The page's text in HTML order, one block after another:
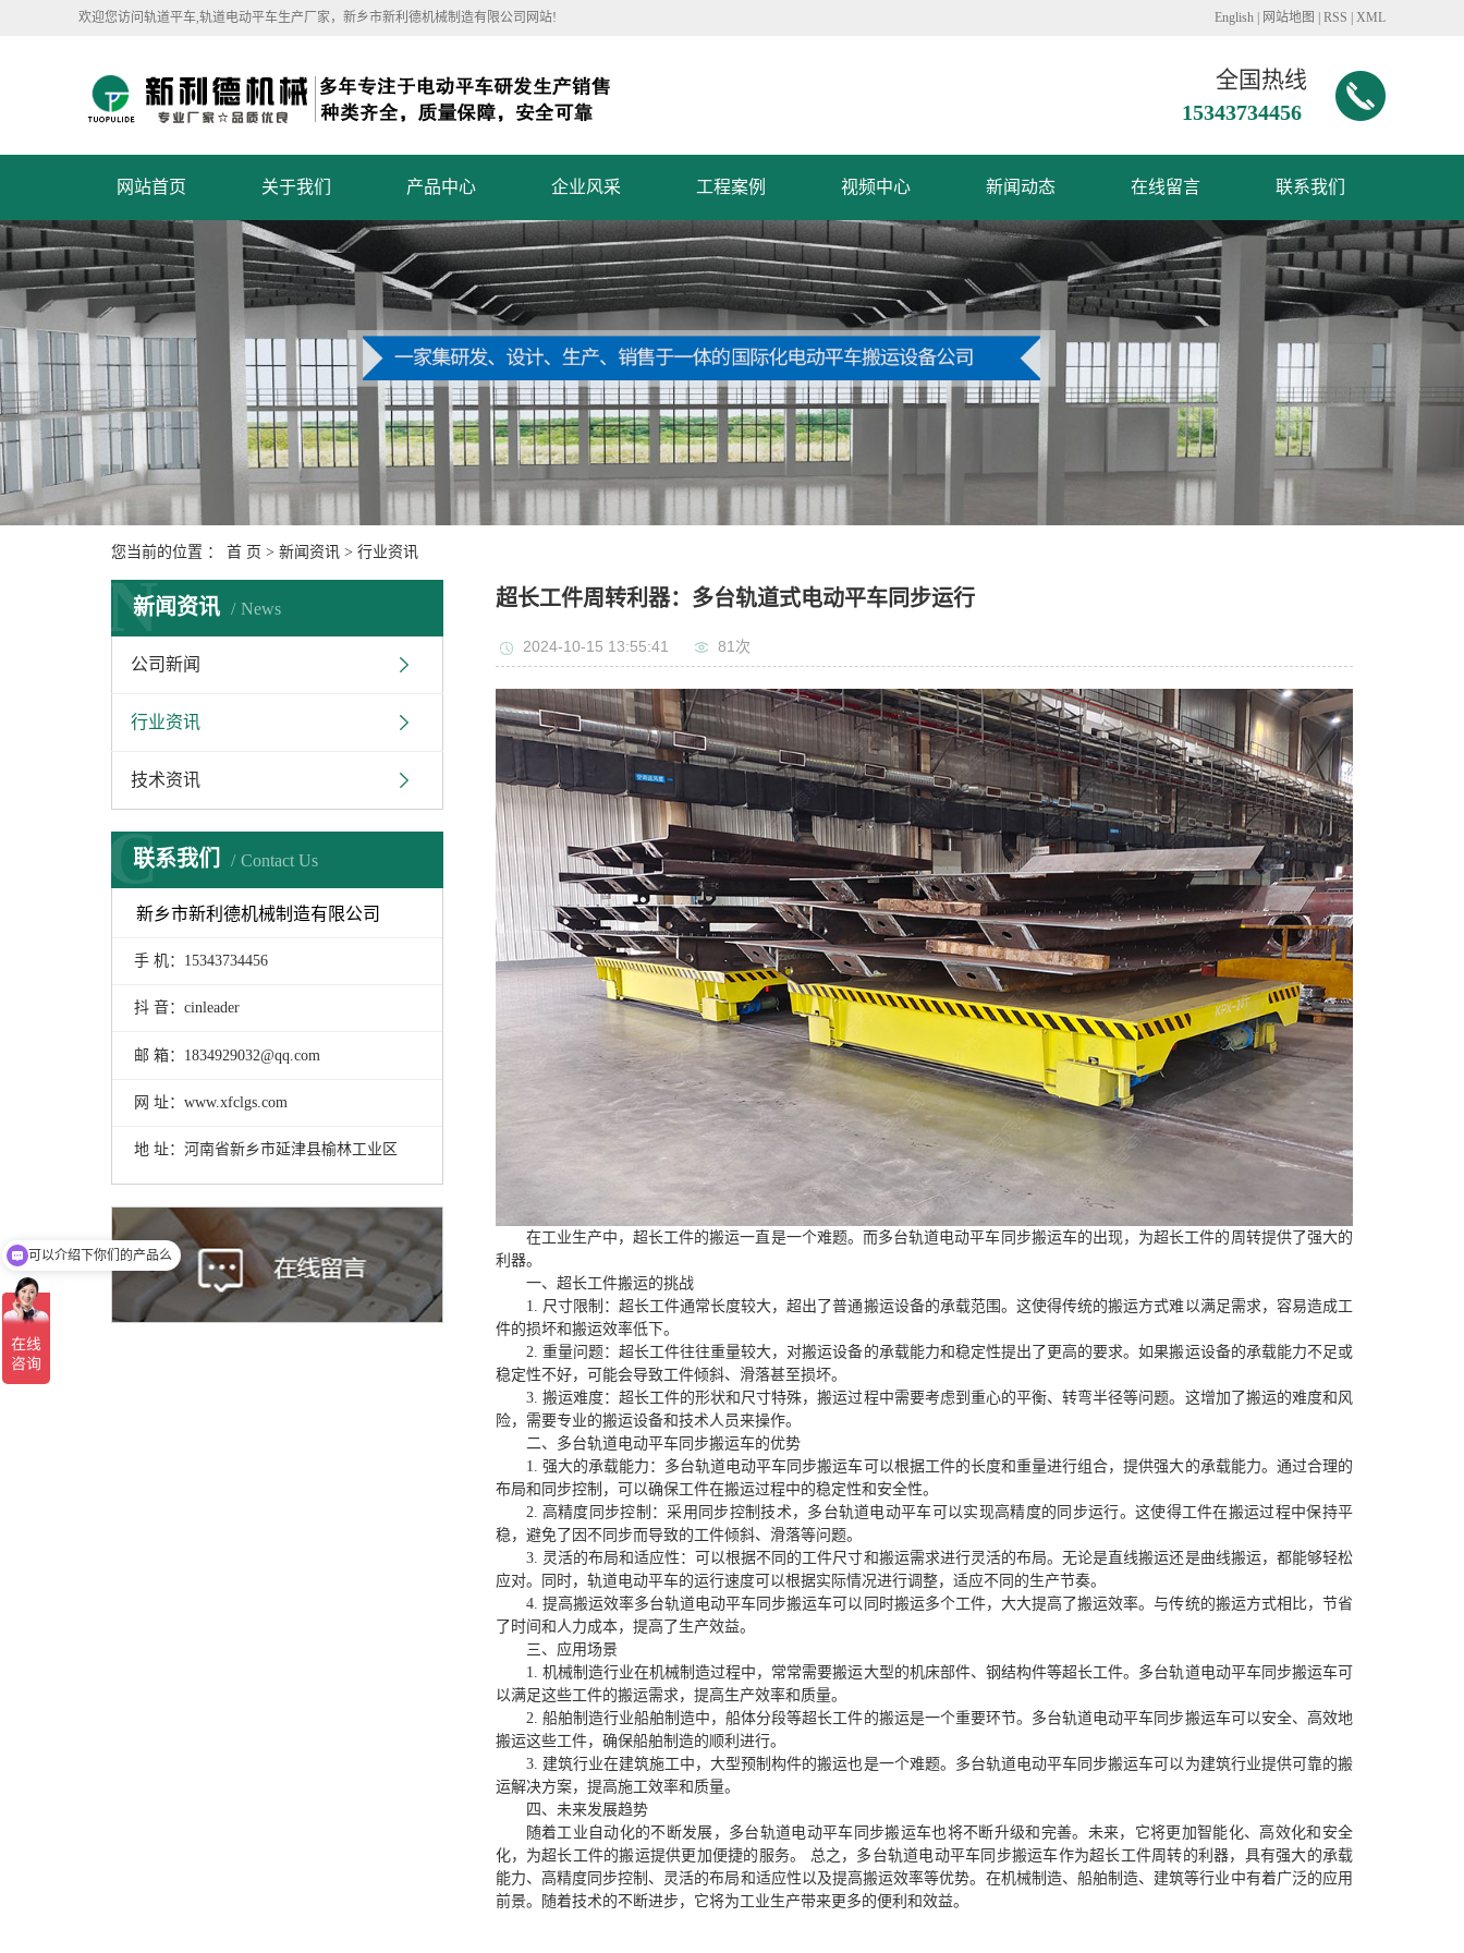
欢迎您访问轨道平车,轨道电动平车生产厂家，新乡市新利德机械制造有限公司网站! English 网站地图 RSS XML
全国热线
15343734456
网站首页 关于我们 产品中心 企业风采 工程案例 视频中心 新闻动态 在线留言 联系我们
您当前的位置 ： 首 页 > 新闻资讯 > 行业资讯
新闻资讯 News
N
公司新闻
行业资讯
技术资讯
联系我们 Contact Us
C
新乡市新利德机械制造有限公司
手 机：15343734456
抖 音：cinleader
邮 箱：1834929032@qq.com
网 址：www.xfclgs.com
地 址：河南省新乡市延津县榆林工业区
超长工件周转利器：多台轨道式电动平车同步运行
2024-10-15 13:55:41 81次
在工业生产中，超长工件的搬运一直是一个难题。而多台轨道电动平车同步搬运车的出现，为超长工件的周转提供了强大的
利器。
一、超长工件搬运的挑战
1. 尺寸限制：超长工件通常长度较大，超出了普通搬运设备的承载范围。这使得传统的搬运方式难以满足需求，容易造成工
件的损坏和搬运效率低下。
2. 重量问题：超长工件往往重量较大，对搬运设备的承载能力和稳定性提出了更高的要求。如果搬运设备的承载能力不足或
稳定性不好，可能会导致工件倾斜、滑落甚至损坏。
3. 搬运难度：超长工件的形状和尺寸特殊，搬运过程中需要考虑到重心的平衡、转弯半径等问题。这增加了搬运的难度和风
险，需要专业的搬运设备和技术人员来操作。
二、多台轨道电动平车同步搬运车的优势
1. 强大的承载能力：多台轨道电动平车同步搬运车可以根据工件的长度和重量进行组合，提供强大的承载能力。通过合理的
布局和同步控制，可以确保工件在搬运过程中的稳定性和安全性。
2. 高精度同步控制：采用同步控制技术，多台轨道电动平车可以实现高精度的同步运行。这使得工件在搬运过程中保持平
稳，避免了因不同步而导致的工件倾斜、滑落等问题。
3. 灵活的布局和适应性：可以根据不同的工件尺寸和搬运需求进行灵活的布局。无论是直线搬运还是曲线搬运，都能够轻松
应对。同时，轨道电动平车的运行速度可以根据实际情况进行调整，适应不同的生产节奏。
4. 提高搬运效率多台轨道电动平车同步搬运车可以同时搬运多个工件，大大提高了搬运效率。与传统的搬运方式相比，节省
了时间和人力成本，提高了生产效益。
三、应用场景
1. 机械制造行业在机械制造过程中，常常需要搬运大型的机床部件、钢结构件等超长工件。多台轨道电动平车同步搬运车可
以满足这些工件的搬运需求，提高生产效率和质量。
2. 船舶制造行业船舶制造中，船体分段等超长工件的搬运是一个重要环节。多台轨道电动平车同步搬运车可以安全、高效地
搬运这些工件，确保船舶制造的顺利进行。
3. 建筑行业在建筑施工中，大型预制构件的搬运也是一个难题。多台轨道电动平车同步搬运车可以为建筑行业提供可靠的搬
运解决方案，提高施工效率和质量。
四、未来发展趋势
随着工业自动化的不断发展，多台轨道电动平车同步搬运车也将不断升级和完善。未来，它将更加智能化、高效化和安全
化，为超长工件的搬运提供更加便捷的服务。 总之，多台轨道电动平车同步搬运车作为超长工件周转的利器，具有强大的承载
能力、高精度同步控制、灵活的布局和适应性以及提高搬运效率等优势。在机械制造、船舶制造、建筑等行业中有着广泛的应用
前景。随着技术的不断进步，它将为工业生产带来更多的便利和效益。
可以介绍下你们的产品么